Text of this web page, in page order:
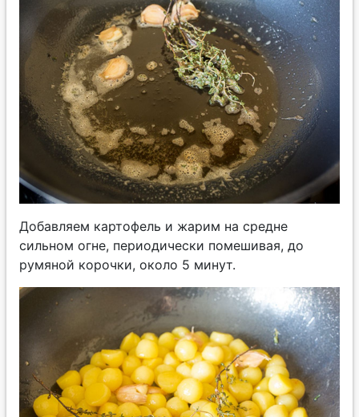
Добавляем картофель и жарим на средне
сильном огне, периодически помешивая, до
румяной корочки, около 5 минут.